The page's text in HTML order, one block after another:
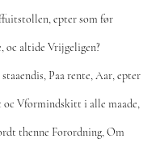
epter som før
oc altide Vrijgeligen?
Paa rente, Aar, epter
Vformindskitt i alle maade,
thenne Forordning, Om